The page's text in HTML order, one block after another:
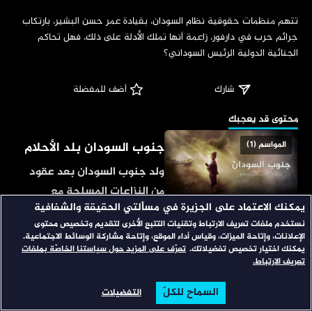
تصفح
الجنائية الدولية الرئيس السوداني؟
شارك
أضف للمفضلة
‏محتوى قد يعجبك
المواسم (1) جنوب السودان بلد الأحلام
ولد جنوب السودان بعد عقود
من النزاعات المسلحة مع
الشمال، لكن حلم الاستقرار بعد
الاستقلال سرعان ما تحول إلى
كابوس؛ مع استمرار الحرب
السلطة، وغياب التنمية في
المواسم (24) بلا حدود
مساحة تفرد للمسؤولين
في أهم قضايا الساعة، يتبنى
يمكنك الاعتماد على الجزيرة في مسألتي الحقيقة والشفافية
نستخدم ملفات تعريف الارتباط وتقنيات التتبع الأخرى لتقديم وتخصيص محتوى
الإعلانات، وإتاحة الميزات، وقياس أداء الموقع، وإتاحة مشاركة الوسائط الاجتماعية.
يمكنك اختيار تخصيص تفضيلاتك. تعرّف على المزيد حول سياستنا الخاصّة بملفات
تعريف الارتباط.
التفضيلات السماح للكلّ